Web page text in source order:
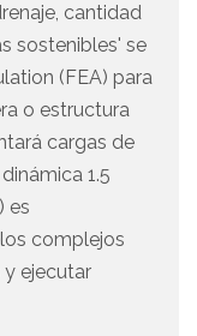
cantidad
sostenibles' se
(FEA) para
o estructura
cargas de
1.5
es
complejos
ejecutar